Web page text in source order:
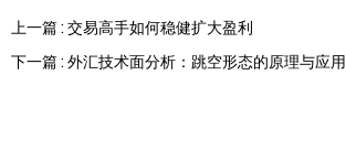
上一篇 : 交易高手如何稳健扩大盈利
下一篇 : 外汇技术面分析：跳空形态的原理与应用